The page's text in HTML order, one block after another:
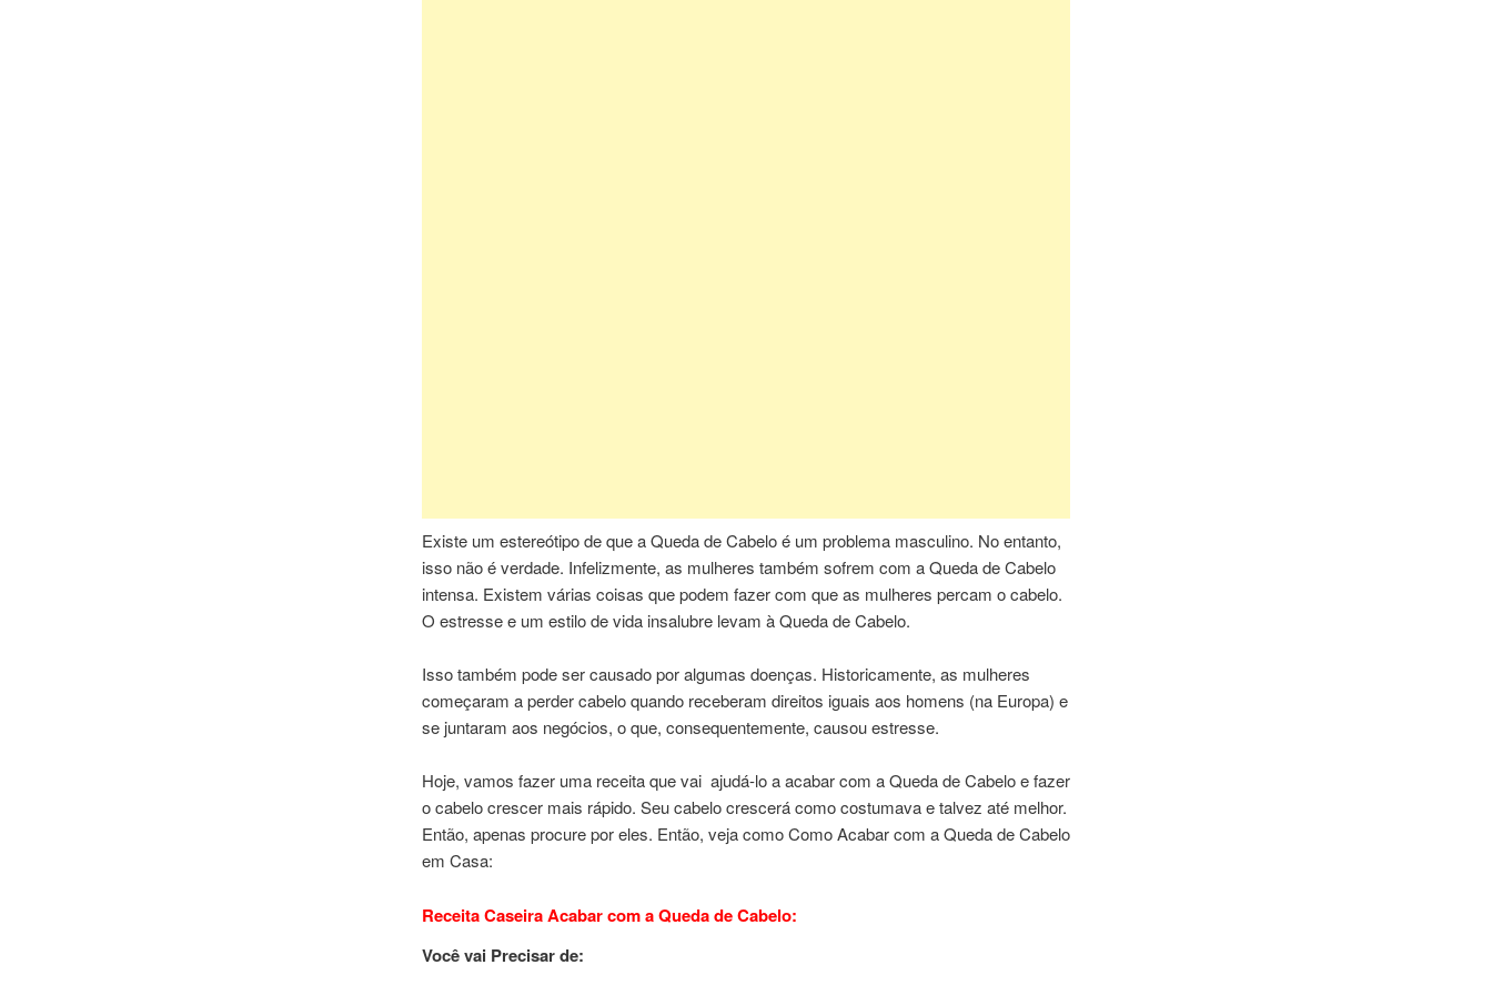
Existe um estereótipo de que a Queda de Cabelo é um problema masculino. No entanto,
isso não é verdade. Infelizmente, as mulheres também sofrem com a Queda de Cabelo
intensa. Existem várias coisas que podem fazer com que as mulheres percam o cabelo.
O estresse e um estilo de vida insalubre levam à Queda de Cabelo.
Isso também pode ser causado por algumas doenças. Historicamente, as mulheres
começaram a perder cabelo quando receberam direitos iguais aos homens (na Europa) e
se juntaram aos negócios, o que, consequentemente, causou estresse.
Hoje, vamos fazer uma receita que vai ajudá-lo a acabar com a Queda de Cabelo e fazer
o cabelo crescer mais rápido. Seu cabelo crescerá como costumava e talvez até melhor.
Então, apenas procure por eles. Então, veja como Como Acabar com a Queda de Cabelo
em Casa:
Receita Caseira Acabar com a Queda de Cabelo:
Você vai Precisar de: